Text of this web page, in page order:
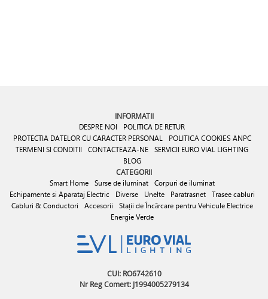
INFORMATII
DESPRE NOI
POLITICA DE RETUR
PROTECTIA DATELOR CU CARACTER PERSONAL
POLITICA COOKIES ANPC
TERMENI SI CONDITII
CONTACTEAZA-NE SERVICII EURO VIAL LIGHTING
BLOG
CATEGORII
Smart Home Surse de iluminat
Corpuri de iluminat
Echipamente si Aparataj Electric
Diverse Unelte Paratrasnet
Trasee cabluri
Cabluri & Conductori
Accesorii
Stații de Încărcare pentru Vehicule Electrice
Energie Verde
CUI: RO6742610
Nr Reg Comert: J1994005279134